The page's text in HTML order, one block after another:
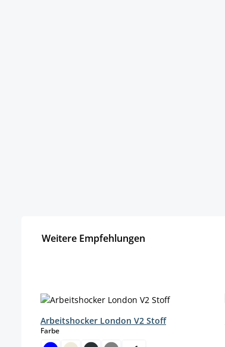
Weitere Empfehlungen
Arbeitshocker London V2 Stoff
Farbeauswählen